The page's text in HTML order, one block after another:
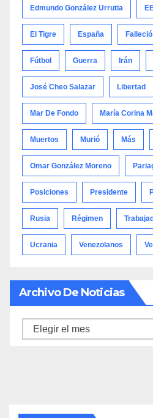
Edmundo González Urrutia
El Tigre España Falleció
Fútbol Guerra Irán
José Cheo Salazar Libertad
Mar De Fondo María Corina
Muertos Murió Más
Omar González Moreno
Posiciones Presidente
Rusia Régimen
Ucrania Venezolanos
Archivo De Noticias
Archivo